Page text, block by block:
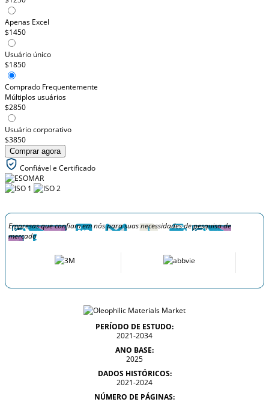
Apenas Excel
$1450
Usuário único
$1850
Comprado Frequentemente
Múltiplos usuários
$2850
Usuário corporativo
$3850
Comprar agora
Confiável e Certificado
Empresas que confiam em nós para suas necessidades de pesquisa de
mercado
PERÍODO DE ESTUDO:
2021-2034
ANO BASE:
2025
DADOS HISTÓRICOS:
2021-2024
NÚMERO DE PÁGINAS: